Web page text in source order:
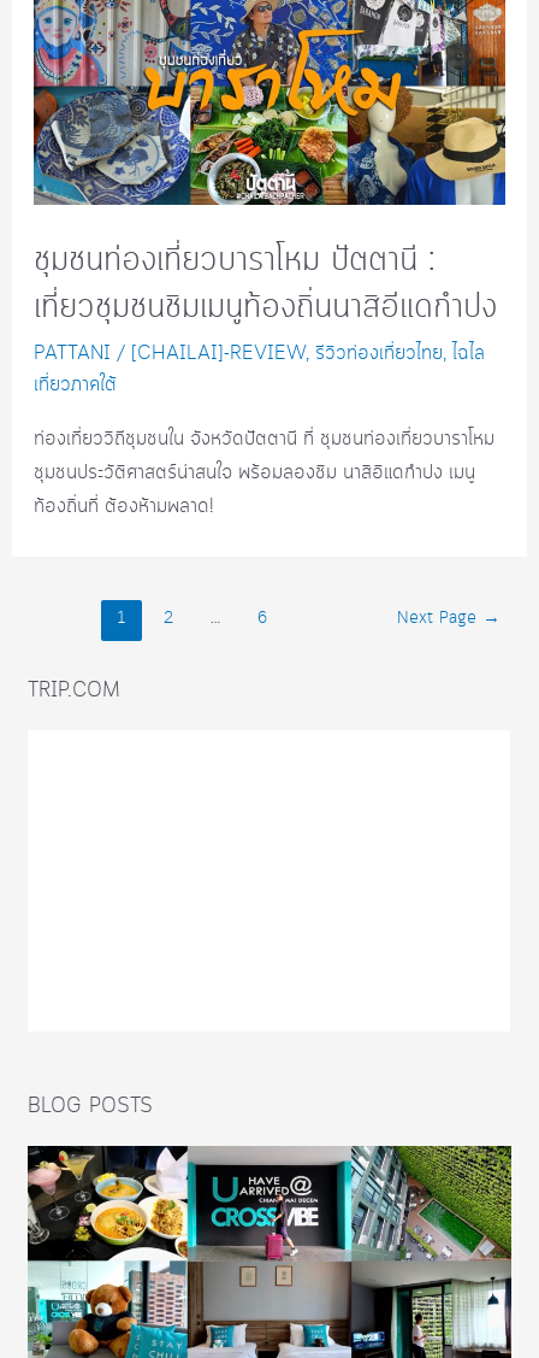
ชุมชนท่องเที่ยวบาราโหม ปัตตานี :
เที่ยวชุมชนชิมเมนูท้องถิ่นนาสิอีแดกำปง
PATTANI / [CHAILAI]-REVIEW, รีวิวท่องเที่ยวไทย, ไฉไล
เที่ยวภาคใต้
ท่องเที่ยววิถีชุมชนใน จังหวัดปัตตานี ที่ ชุมชนท่องเที่ยวบาราโหม
ชุมชนประวัติศาสตร์น่าสนใจ พร้อมลองชิม นาสิอิแดกำปง เมนู
ท้องถิ่นที่ ต้องห้ามพลาด!
navigation
1 2 … 6 Next Page →
TRIP.COM
BLOG POSTS